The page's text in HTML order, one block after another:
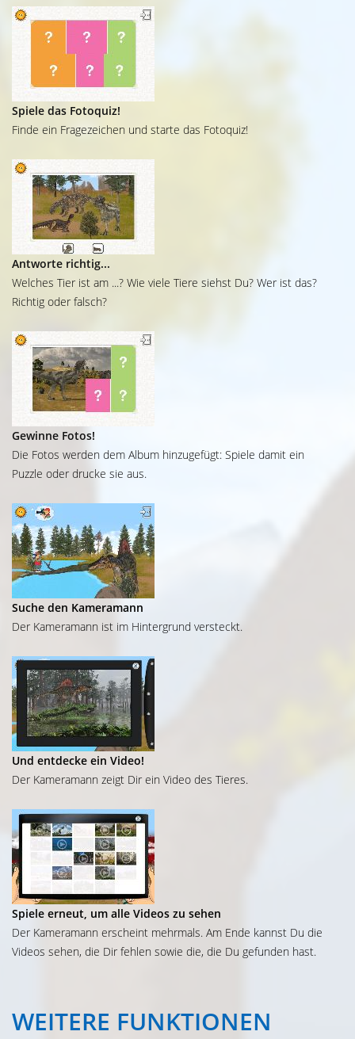
Spiele das Fotoquiz!
Finde ein Fragezeichen und starte das Fotoquiz!
Antworte richtig...
Welches Tier ist am ...? Wie viele Tiere siehst Du? Wer ist das?
Richtig oder falsch?
Gewinne Fotos!
Die Fotos werden dem Album hinzugefügt: Spiele damit ein
Puzzle oder drucke sie aus.
Suche den Kameramann
Der Kameramann ist im Hintergrund versteckt.
Und entdecke ein Video!
Der Kameramann zeigt Dir ein Video des Tieres.
Spiele erneut, um alle Videos zu sehen
Der Kameramann erscheint mehrmals. Am Ende kannst Du die
Videos sehen, die Dir fehlen sowie die, die Du gefunden hast.
WEITERE FUNKTIONEN